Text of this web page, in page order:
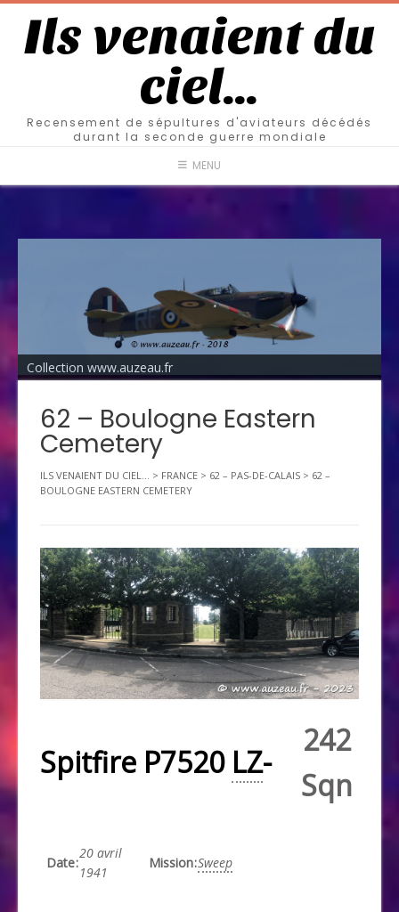
Ils venaient du
ciel…
Recensement de sépultures d'aviateurs décédés
durant la seconde guerre mondiale
MENU
Collection www.auzeau.fr
62 – Boulogne Eastern
Cemetery
ILS VENAIENT DU CIEL... > FRANCE > 62 – PAS-DE-CALAIS > 62 –
BOULOGNE EASTERN CEMETERY
Spitfire P7520 LZ-
242
Sqn
Date:
20 avril
1941
Mission:Sweep